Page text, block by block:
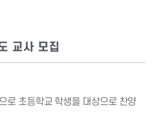
교사 모집
로 초등학교 학생을 대상으로 찬양